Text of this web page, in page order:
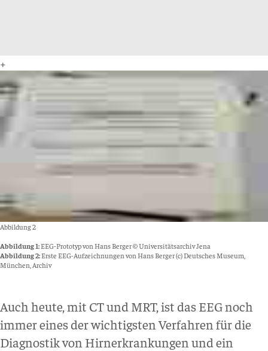
+
Abbildung 2
Abbildung 1:EEG-Prototyp von Hans Berger © Universitätsarchiv Jena
Abbildung 2:Erste EEG-Aufzeichnungen von Hans Berger (c) Deutsches Museum,
München, Archiv
Auch heute, mit CT und MRT, ist das EEG noch
immer eines der wichtigsten Verfahren für die
Diagnostik von Hirnerkrankungen und ein